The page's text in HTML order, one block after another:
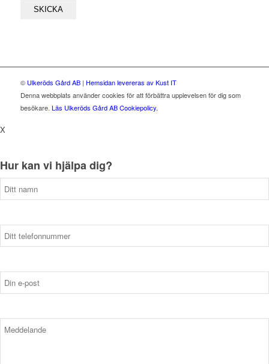
© Ulkeröds Gård AB| Hemsidan levereras av Kust IT
Denna webbplats använder cookies för att förbättra upplevelsen för dig som
besökare. Läs Ulkeröds Gård AB Cookiepolicy.
X
Hur kan vi hjälpa dig?